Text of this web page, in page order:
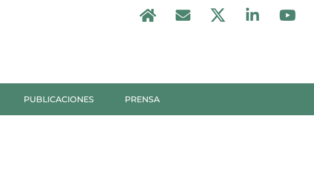
PUBLICACIONES PRENSA